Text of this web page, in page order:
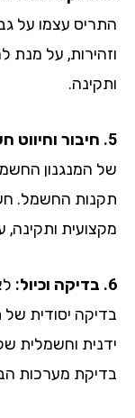
עצמו על גבי
על מנת
המנגנון החשמלי,
החשמל. חשוב
ותקינה, על
לאחר
יסודית של
וחשמלית של
מערכות